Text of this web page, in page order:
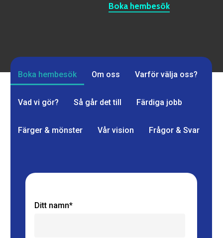
Boka hembesök
Boka hembesök Om oss Varför välja oss?
Vad vi gör? Så går det till Färdiga jobb
Färger & mönster Vår vision Frågor & Svar
Ditt namn*